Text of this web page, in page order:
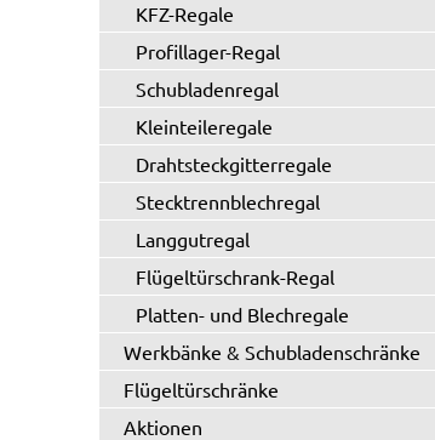
KFZ-Regale
Profillager-Regal
Schubladenregal
Kleinteileregale
Drahtsteckgitterregale
Stecktrennblechregal
Langgutregal
Flügeltürschrank-Regal
Platten- und Blechregale
Werkbänke & Schubladenschränke
Flügeltürschränke
Aktionen